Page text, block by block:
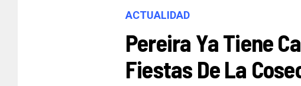
ACTUALIDAD
Pereira Ya Tiene
Fiestas De La